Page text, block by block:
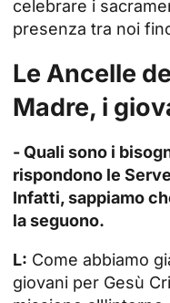
celebrare i
presenza tra noi
Le Ancelle
Madre, i
- Quali sono i
rispondono le
Infatti, sappiamo
la seguono.
L: Come abbiamo
giovani per Gesù